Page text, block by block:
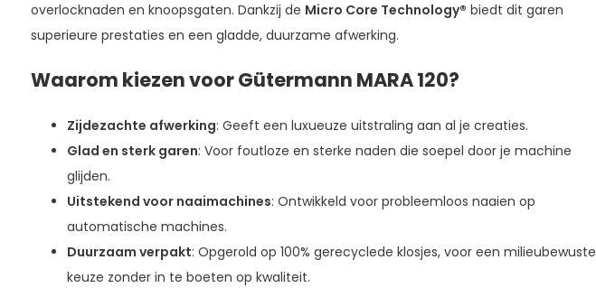
overlocknaden en knoopsgaten. Dankzij de Micro Core Technology® biedt dit garen
superieure prestaties en een gladde, duurzame afwerking.
Waarom kiezen voor Gütermann MARA 120?
Zijdezachte afwerking: Geeft een luxueuze uitstraling aan al je creaties.
Glad en sterk garen: Voor foutloze en sterke naden die soepel door je machine
glijden.
Uitstekend voor naaimachines: Ontwikkeld voor probleemloos naaien op
automatische machines.
Duurzaam verpakt: Opgerold op 100% gerecyclede klosjes, voor een milieubewuste
keuze zonder in te boeten op kwaliteit.